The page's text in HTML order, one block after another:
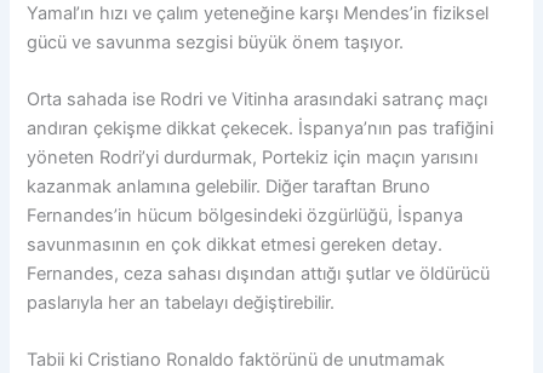
Yamal’ın hızı ve çalım yeteneğine karşı Mendes’in fiziksel
gücü ve savunma sezgisi büyük önem taşıyor.
Orta sahada ise Rodri ve Vitinha arasındaki satranç maçı
andıran çekişme dikkat çekecek. İspanya’nın pas trafiğini
yöneten Rodri’yi durdurmak, Portekiz için maçın yarısını
kazanmak anlamına gelebilir. Diğer taraftan Bruno
Fernandes’in hücum bölgesindeki özgürlüğü, İspanya
savunmasının en çok dikkat etmesi gereken detay.
Fernandes, ceza sahası dışından attığı şutlar ve öldürücü
paslarıyla her an tabelayı değiştirebilir.
Tabii ki Cristiano Ronaldo faktörünü de unutmamak